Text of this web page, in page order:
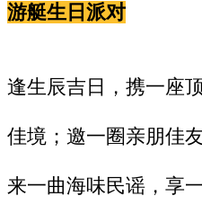
游艇生日派对
逢生辰吉日，携一座
佳境；邀一圈亲朋佳
来一曲海味民谣，享